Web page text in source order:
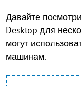
Давайте
Desktop для
могут
машинам.